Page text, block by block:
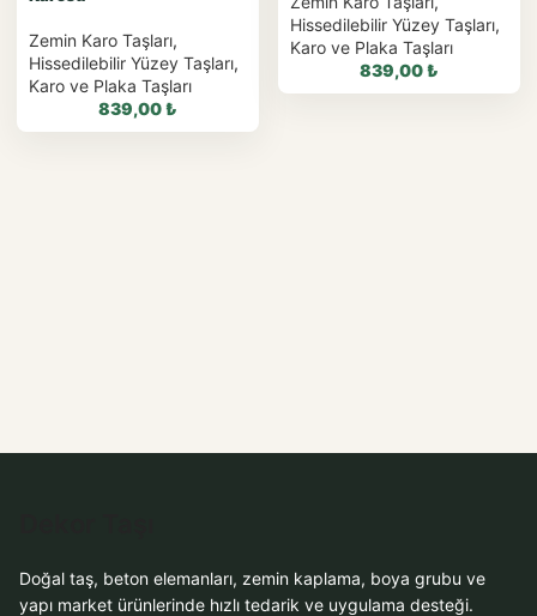
Zemin Karo Taşları,
Hissedilebilir Yüzey Taşları,
Karo ve Plaka Taşları
839,00₺
Hissedilebilir Yüzey Taşları,
Karo ve Plaka Taşları
839,00₺
Doğal taş, beton elemanları, zemin kaplama, boya grubu ve
yapı market ürünlerinde hızlı tedarik ve uygulama desteği.